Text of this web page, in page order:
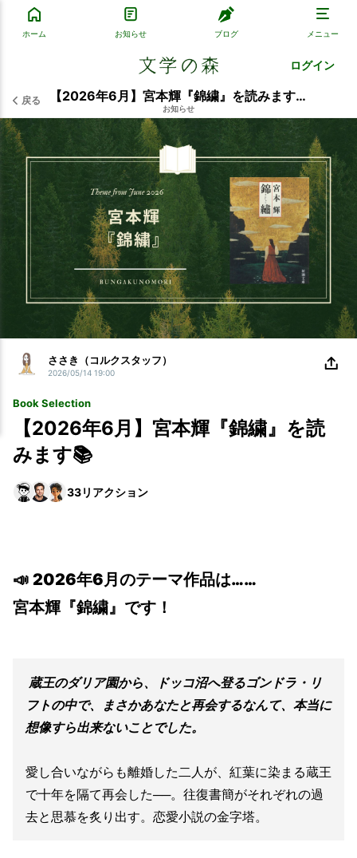
ホーム お知らせ ブログ メニュー
ログイン
戻る 【2026年6月】宮本輝『錦繍』を読みます📚
お知らせ
ささき（コルクスタッフ）
2026/05/14 19:00
Book Selection
【2026年6月】宮本輝『錦繍』を読
みます📚
33リアクション
📣 2026年6月のテーマ作品は……
宮本輝『錦繍』です！
蔵王のダリア園から、ドッコ沼へ登るゴンドラ・リ
フトの中で、まさかあなたと再会するなんて、本当に
想像すら出来ないことでした。
愛し合いながらも離婚した二人が、紅葉に染まる蔵王
で十年を隔て再会した──。往復書簡がそれぞれの過
去と思慕を炙り出す。恋愛小説の金字塔。